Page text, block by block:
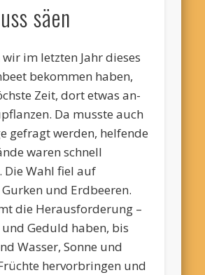
säen
im letzten Jahr dieses
bekommen haben,
Zeit, dort etwas an-
Da musste auch
gefragt werden, helfende
waren schnell
Die Wahl fiel auf
und Erdbeeren.
die Herausforderung –
Geduld haben, bis
Wasser, Sonne und
hervorbringen und